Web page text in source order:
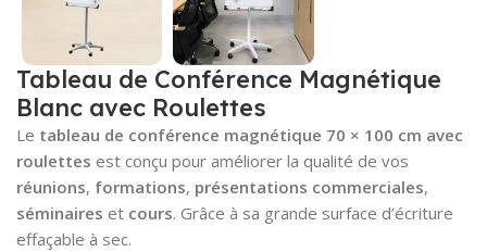
Tableau de Conférence Magnétique
Blanc avec Roulettes
Le tableau de conférence magnétique 70 × 100 cm avec
roulettes est conçu pour améliorer la qualité de vos
réunions, formations, présentations commerciales,
séminaires et cours. Grâce à sa grande surface d’écriture
effaçable à sec.